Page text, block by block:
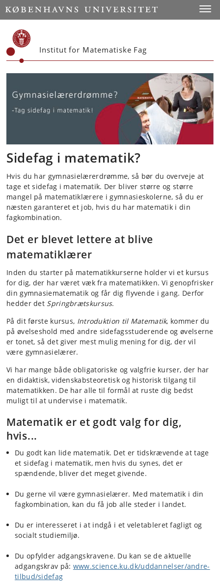
Start
Institut for Matematiske Fag
Sidefag i matematik?
Hvis du har gymnasielærerdrømme, så bør du overveje at
tage et sidefag i matematik. Der bliver større og større
mangel på matematiklærere i gymnasieskolerne, så du er
næsten garanteret et job, hvis du har matematik i din
fagkombination.
Det er blevet lettere at blive
matematiklærer
Inden du starter på matematikkurserne holder vi et kursus
for dig, der har været væk fra matematikken. Vi genopfrisker
din gymnasiematematik og får dig flyvende i gang. Derfor
hedder det Springbrætskursus.
På dit første kursus, Introduktion til Matematik, kommer du
på øvelseshold med andre sidefagsstuderende og øvelserne
er tonet, så det giver mest mulig mening for dig, der vil
være gymnasielærer.
Vi har mange både obligatoriske og valgfrie kurser, der har
en didaktisk, videnskabsteoretisk og historisk tilgang til
matematikken. De har alle til formål at ruste dig bedst
muligt til at undervise i matematik.
Matematik er et godt valg for dig,
hvis...
Du godt kan lide matematik. Det er tidskrævende at tage
et sidefag i matematik, men hvis du synes, det er
spændende, bliver det meget givende.
Du gerne vil være gymnasielærer. Med matematik i din
fagkombination, kan du få job alle steder i landet.
Du er interesseret i at indgå i et veletableret fagligt og
socialt studiemiljø.
Du opfylder adgangskravene. Du kan se de aktuelle
adgangskrav på: www.science.ku.dk/uddannelser/andre-
tilbud/sidefag